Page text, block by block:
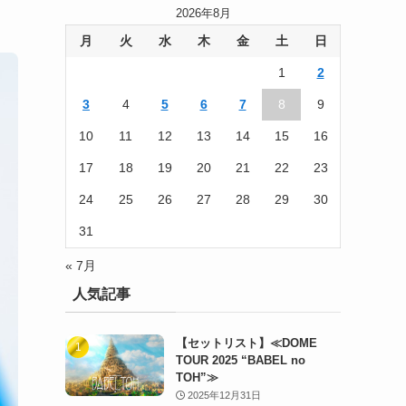
2026年8月
月 火 水 木 金 土 日
1 2
3 4 5 6 7 8 9
10 11 12 13 14 15 16
17 18 19 20 21 22 23
24 25 26 27 28 29 30
31
« 7月
人気記事
【セットリスト】≪DOME
TOUR 2025 “BABEL no
TOH”≫
2025年12月31日